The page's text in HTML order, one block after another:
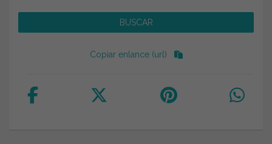
Copiar enlance (url)